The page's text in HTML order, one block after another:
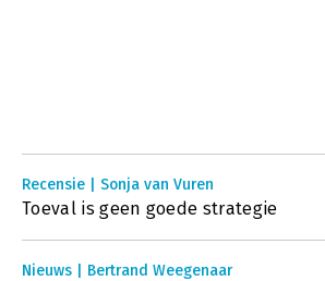
Recensie | Sonja van Vuren
Toeval is geen goede strategie
Nieuws | Bertrand Weegenaar